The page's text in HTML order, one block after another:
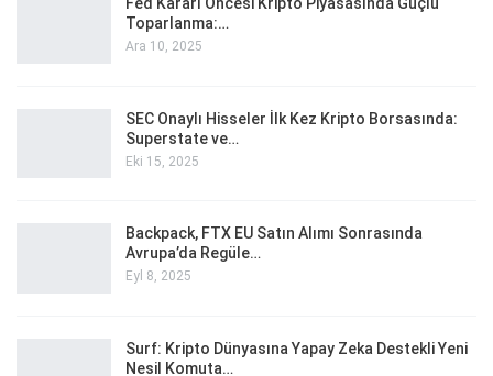
Toparlanma:…
Ara 10, 2025
SEC Onaylı Hisseler İlk Kez Kripto Borsasında:
Superstate ve…
Eki 15, 2025
Backpack, FTX EU Satın Alımı Sonrasında
Avrupa’da Regüle…
Eyl 8, 2025
Surf: Kripto Dünyasına Yapay Zeka Destekli Yeni
Nesil Komuta…